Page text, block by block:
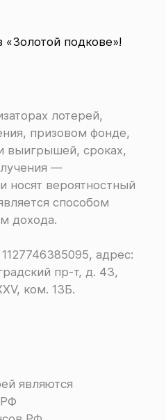
подкове»!
лотерей,
призовом фонде,
выигрышей, сроках,
―
носят вероятностный
способом
дохода.
адрес:
пр-т, д. 43,
ком. 13Б.
являются
РФ